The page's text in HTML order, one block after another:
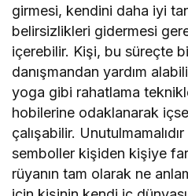
girmesi, kendini daha iyi
belirsizlikleri gidermesi
içerebilir. Kişi, bu süreçte
danışmandan yardım
yoga gibi rahatlama
hobilerine odaklanarak
çalışabilir.
semboller kişiden kişiye
rüyanın tam olarak ne